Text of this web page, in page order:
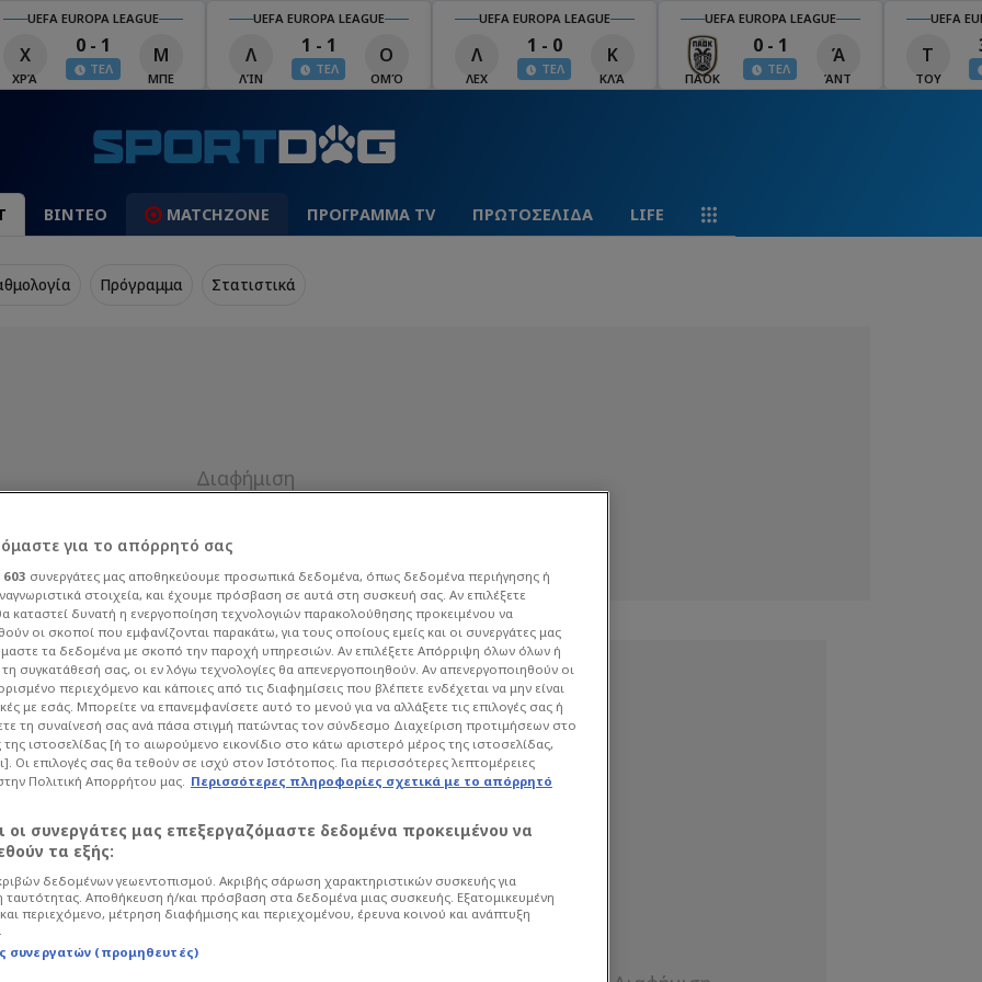
UEFA EUROPA LEAGUE
Χ
ΧΡΆ
0 - 1
ΤΕΛ
Μ
ΜΠΕ
UEFA EUROPA LEAGUE
Λ
ΛΊΝ
1 - 1
ΤΕΛ
Ο
ΟΜΌ
UEFA EUROPA LEAGUE
Λ
ΛΕΧ
1 - 0
ΤΕΛ
Κ
ΚΛΆ
UEFA EUROPA LEAGUE
ΠΑΟΚ
0 - 1
ΤΕΛ
Ά
ΆΝΤ
UEFA
Τ
ΤΟΥ
ΒΙΝΤΕΟ MATCHZONE ΠΡΟΓΡΑΜΜΑ TV ΠΡΩΤΟΣΕΛΙΔΑ LIFE
Πρόγραμμα Στατιστικά
Τόμπσον και
ξαφνικά
24 ώρες έφεραν τον
τεράστια κίνηση
για το απόρρητό σας
603 συνεργάτες μας αποθηκεύουμε προσωπικά δεδομένα, όπως δεδομένα περιήγησης ή
στοιχεία, και έχουμε πρόσβαση σε αυτά στη συσκευή σας. Αν επιλέξετε
καταστεί δυνατή η ενεργοποίηση τεχνολογιών παρακολούθησης προκειμένου να
οι σκοποί που εμφανίζονται παρακάτω, για τους οποίους εμείς και οι συνεργάτες μας
τα δεδομένα με σκοπό την παροχή υπηρεσιών. Αν επιλέξετε Απόρριψη όλων όλων ή
συγκατάθεσή σας, οι εν λόγω τεχνολογίες θα απενεργοποιηθούν. Αν απενεργοποιηθούν οι
περιεχόμενο και κάποιες από τις διαφημίσεις που βλέπετε ενδέχεται να μην είναι
με εσάς. Μπορείτε να επανεμφανίσετε αυτό το μενού για να αλλάξετε τις επιλογές σας ή
τη συναίνεσή σας ανά πάσα στιγμή πατώντας τον σύνδεσμο Διαχείριση προτιμήσεων στο
ιστοσελίδας [ή το αιωρούμενο εικονίδιο στο κάτω αριστερό μέρος της ιστοσελίδας,
Οι επιλογές σας θα τεθούν σε ισχύ στον Ιστότοπος. Για περισσότερες λεπτομέρειες
Πολιτική Απορρήτου μας. Περισσότερες πληροφορίες σχετικά με το απόρρητό
οι συνεργάτες μας επεξεργαζόμαστε δεδομένα προκειμένου να
τα εξής:
δεδομένων γεωεντοπισμού. Ακριβής σάρωση χαρακτηριστικών συσκευής για
ταυτότητας. Αποθήκευση ή/και πρόσβαση στα δεδομένα μιας συσκευής. Εξατομικευμένη
περιεχόμενο, μέτρηση διαφήμισης και περιεχομένου, έρευνα κοινού και ανάπτυξη
συνεργατών (προμηθευτές)